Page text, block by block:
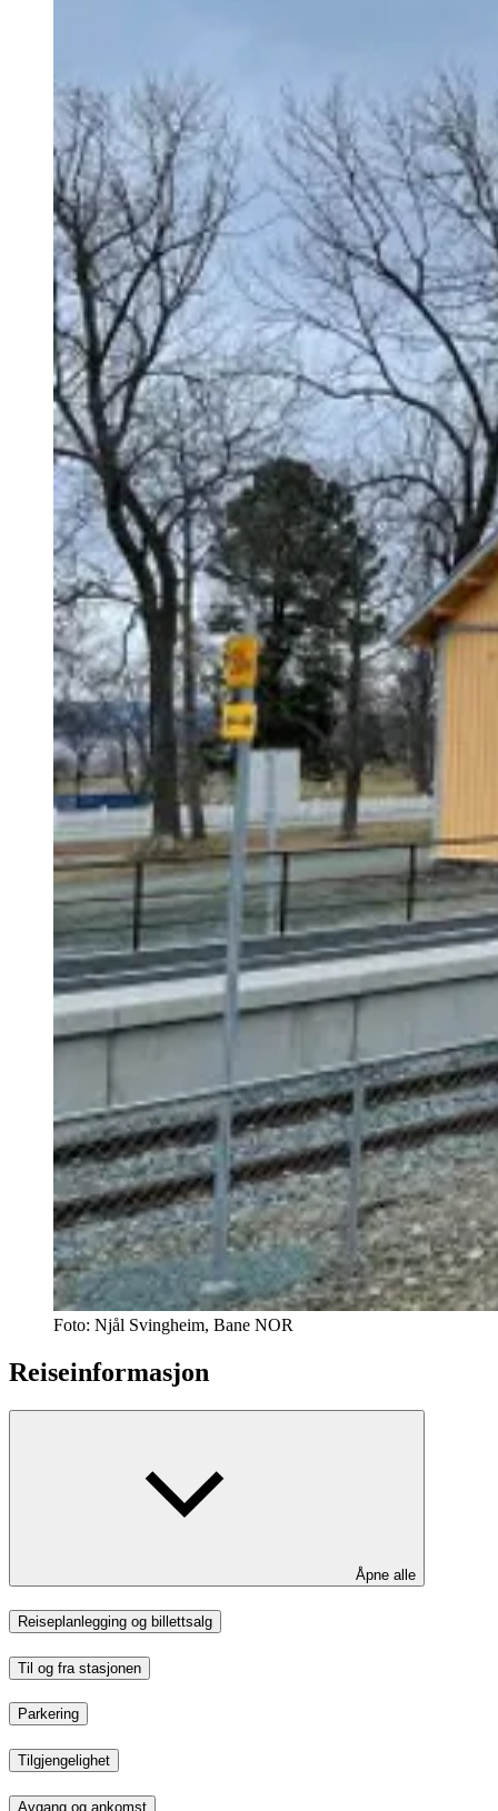
Foto: Njål Svingheim, Bane NOR
Reiseinformasjon
Åpne alle
Reiseplanlegging og billettsalg
Til og fra stasjonen
Parkering
Tilgjengelighet
Avgang og ankomst